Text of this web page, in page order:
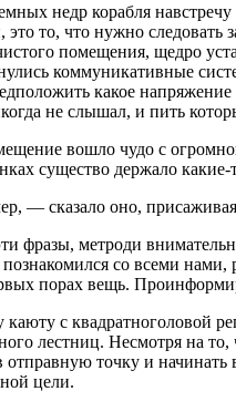
недр корабля
то, что нужно следовать
помещения, щедро
коммуникативные
какое
не слышал, и пить
вошло чудо с
существо держало какие-
— сказало оно,
фразы, метроди
со всеми нами,
порах вещь.
каюту с квадратноголовой
лестниц. Несмотря на
отправную точку и
цели.